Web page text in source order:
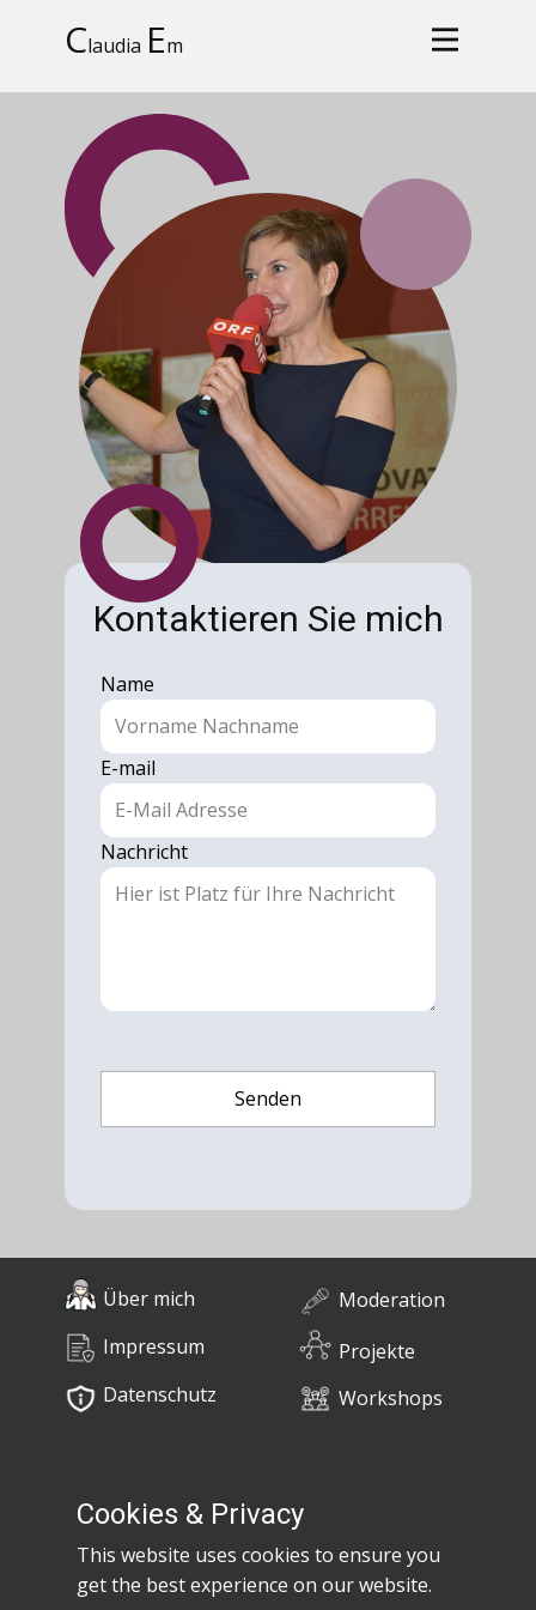
Claudia Em
Kontaktieren Sie mich
Name
E-mail
Nachricht
Moderation
Über mich
post@claudiaem.com
Projekte
Impressum
Datenschutz
Workshops
Kontakt
Cookies & Privacy
This website uses cookies to ensure you
get the best experience on our website.